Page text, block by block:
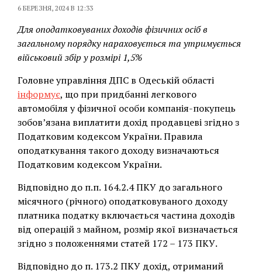
6 БЕРЕЗНЯ, 2024 В 12:33
Для оподатковуваних доходів фізичних осіб в
загальному порядку нараховується та утримується
військовий збір у розмірі 1,5%
Головне управління ДПС в Одеській області
інформує, що при придбанні легкового
автомобіля у фізичної особи компанія-покупець
зобов’язана виплатити дохід продавцеві згідно з
Податковим кодексом України. Правила
оподаткування такого доходу визначаються
Податковим кодексом України.
Відповідно до п.п. 164.2.4 ПКУ до загального
місячного (річного) оподатковуваного доходу
платника податку включається частина доходів
від операцій з майном, розмір якої визначається
згідно з положеннями статей 172 – 173 ПКУ.
Відповідно до п. 173.2 ПКУ дохід, отриманий